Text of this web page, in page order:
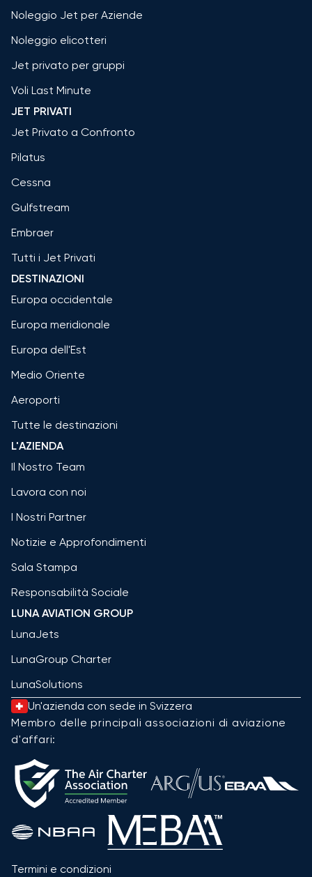
Noleggio Jet per Aziende
Noleggio elicotteri
Jet privato per gruppi
Voli Last Minute
JET PRIVATI
Jet Privato a Confronto
Pilatus
Cessna
Gulfstream
Embraer
Tutti i Jet Privati
DESTINAZIONI
Europa occidentale
Europa meridionale
Europa dell'Est
Medio Oriente
Aeroporti
Tutte le destinazioni
L'AZIENDA
Il Nostro Team
Lavora con noi
I Nostri Partner
Notizie e Approfondimenti
Sala Stampa
Responsabilità Sociale
LUNA AVIATION GROUP
LunaJets
LunaGroup Charter
LunaSolutions
Un'azienda con sede in Svizzera
Membro delle principali associazioni di aviazione
d'affari:
Termini e condizioni